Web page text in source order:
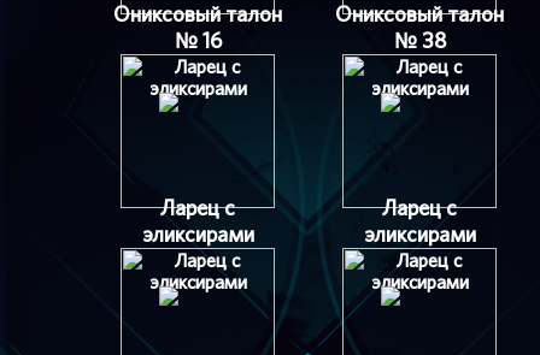
Ониксовый талон
№ 16
Ониксовый талон
№ 38
Ларец с
эликсирами
Ларец с
эликсирами